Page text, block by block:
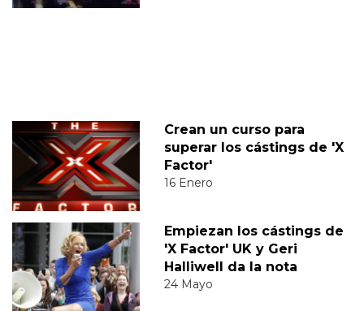
Crean un curso para
superar los cástings de 'X
Factor'
16 Enero
Empiezan los cástings de
'X Factor' UK y Geri
Halliwell da la nota
24 Mayo